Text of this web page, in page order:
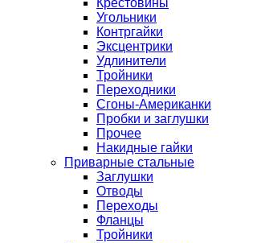
Крестовины
Угольники
Контргайки
Эксцентрики
Удлинители
Тройники
Переходники
Сгоны-Американки
Пробки и заглушки
Прочее
Накидные гайки
Приварные стальные
Заглушки
Отводы
Переходы
Фланцы
Тройники